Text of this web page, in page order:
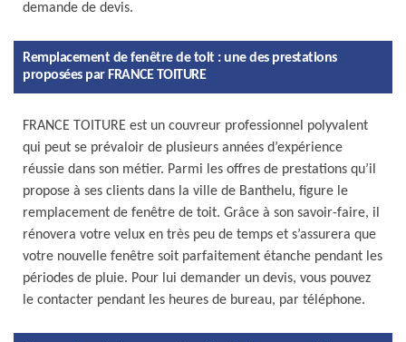
demande de devis.
Remplacement de fenêtre de toit : une des prestations
proposées par FRANCE TOITURE
FRANCE TOITURE est un couvreur professionnel polyvalent
qui peut se prévaloir de plusieurs années d’expérience
réussie dans son métier. Parmi les offres de prestations qu’il
propose à ses clients dans la ville de Banthelu, figure le
remplacement de fenêtre de toit. Grâce à son savoir-faire, il
rénovera votre velux en très peu de temps et s’assurera que
votre nouvelle fenêtre soit parfaitement étanche pendant les
périodes de pluie. Pour lui demander un devis, vous pouvez
le contacter pendant les heures de bureau, par téléphone.